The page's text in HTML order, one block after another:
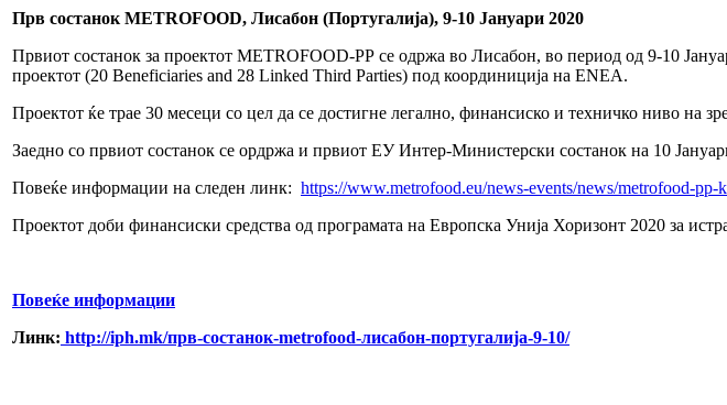
Прв состанок METROFOOD, Лисабон (Португалија), 9-10 Јануари 2020
Првиот состанок за проектот METROFOOD-PP се одржа во Лисабон, во период од 9-10
проектот (20 Beneficiaries and 28 Linked Third Parties) под координиција на ENEA.
Проектот ќе трае 30 месеци со цел да се достигне легално, финансиско и техничко ниво на
Заедно со првиот состанок се ордржа и првиот ЕУ Интер-Министерски состанок на 10
Повеќе информации на следен линк: https://www.metrofood.eu/news-events/news/metrofood-pp-
Проектот доби финансиски средства од програмата на Европска Унија Хоризонт 2020 за
Повеќе информации
Линк: http://iph.mk/прв-состанок-metrofood-лисабон-португалија-9-10/